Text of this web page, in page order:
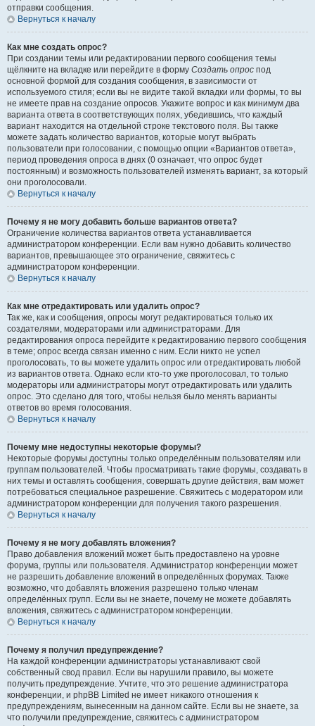
отправки сообщения.
Вернуться к началу
Как мне создать опрос?
При создании темы или редактировании первого сообщения темы
щёлкните на вкладке или перейдите в форму Создать опрос под
основной формой для создания сообщения, в зависимости от
используемого стиля; если вы не видите такой вкладки или формы, то вы
не имеете прав на создание опросов. Укажите вопрос и как минимум два
варианта ответа в соответствующих полях, убедившись, что каждый
вариант находится на отдельной строке текстового поля. Вы также
можете задать количество вариантов, которые могут выбрать
пользователи при голосовании, с помощью опции «Вариантов ответа»,
период проведения опроса в днях (0 означает, что опрос будет
постоянным) и возможность пользователей изменять вариант, за который
они проголосовали.
Вернуться к началу
Почему я не могу добавить больше вариантов ответа?
Ограничение количества вариантов ответа устанавливается
администратором конференции. Если вам нужно добавить количество
вариантов, превышающее это ограничение, свяжитесь с
администратором конференции.
Вернуться к началу
Как мне отредактировать или удалить опрос?
Так же, как и сообщения, опросы могут редактироваться только их
создателями, модераторами или администраторами. Для
редактирования опроса перейдите к редактированию первого сообщения
в теме; опрос всегда связан именно с ним. Если никто не успел
проголосовать, то вы можете удалить опрос или отредактировать любой
из вариантов ответа. Однако если кто-то уже проголосовал, то только
модераторы или администраторы могут отредактировать или удалить
опрос. Это сделано для того, чтобы нельзя было менять варианты
ответов во время голосования.
Вернуться к началу
Почему мне недоступны некоторые форумы?
Некоторые форумы доступны только определённым пользователям или
группам пользователей. Чтобы просматривать такие форумы, создавать в
них темы и оставлять сообщения, совершать другие действия, вам может
потребоваться специальное разрешение. Свяжитесь с модератором или
администратором конференции для получения такого разрешения.
Вернуться к началу
Почему я не могу добавлять вложения?
Право добавления вложений может быть предоставлено на уровне
форума, группы или пользователя. Администратор конференции может
не разрешить добавление вложений в определённых форумах. Также
возможно, что добавлять вложения разрешено только членам
определённых групп. Если вы не знаете, почему не можете добавлять
вложения, свяжитесь с администратором конференции.
Вернуться к началу
Почему я получил предупреждение?
На каждой конференции администраторы устанавливают свой
собственный свод правил. Если вы нарушили правило, вы можете
получить предупреждение. Учтите, что это решение администратора
конференции, и phpBB Limited не имеет никакого отношения к
предупреждениям, вынесенным на данном сайте. Если вы не знаете, за
что получили предупреждение, свяжитесь с администратором